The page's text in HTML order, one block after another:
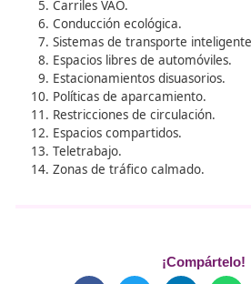
Programas de gestión de la
Estos programas comprenden
estrategias y planes dirigidos a
automóvil para fomentar una
La gestión de la demanda de la
modos de transporte más